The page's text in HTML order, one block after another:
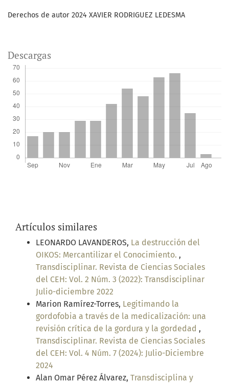
Derechos de autor 2024 XAVIER RODRIGUEZ LEDESMA
Descargas
Artículos similares
LEONARDO LAVANDEROS, La destrucción del
OIKOS: Mercantilizar el Conocimiento. ,
Transdisciplinar. Revista de Ciencias Sociales
del CEH: Vol. 2 Núm. 3 (2022): Transdisciplinar
Julio-diciembre 2022
Marion Ramírez-Torres, Legitimando la
gordofobia a través de la medicalización: una
revisión crítica de la gordura y la gordedad ,
Transdisciplinar. Revista de Ciencias Sociales
del CEH: Vol. 4 Núm. 7 (2024): Julio-Diciembre
2024
Alan Omar Pérez Álvarez, Transdisciplina y